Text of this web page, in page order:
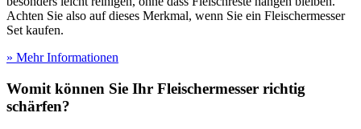
Achten Sie also auf dieses Merkmal, wenn Sie ein Fleischermesser
Set kaufen.
» Mehr Informationen
Womit können Sie Ihr Fleischermesser richtig
schärfen?